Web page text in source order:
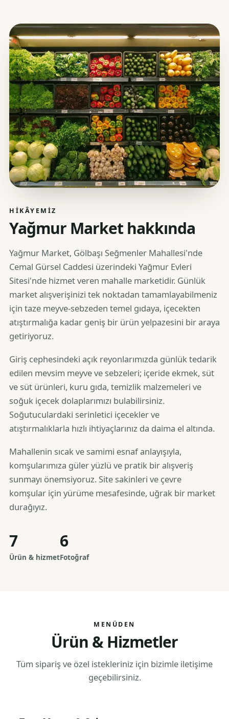
HIKÂYEMIZ
Yağmur Market hakkında
Yağmur Market, Gölbaşı Seğmenler Mahallesi'nde
Cemal Gürsel Caddesi üzerindeki Yağmur Evleri
Sitesi'nde hizmet veren mahalle marketidir. Günlük
market alışverişinizi tek noktadan tamamlayabilmeniz
için taze meyve-sebzeden temel gıdaya, içecekten
atıştırmalığa kadar geniş bir ürün yelpazesini bir araya
getiriyoruz.
Giriş cephesindeki açık reyonlarımızda günlük tedarik
edilen mevsim meyve ve sebzeleri; içeride ekmek, süt
ve süt ürünleri, kuru gıda, temizlik malzemeleri ve
soğuk içecek dolaplarımızı bulabilirsiniz.
Soğutuculardaki serinletici içecekler ve
atıştırmalıklarla hızlı ihtiyaçlarınız da daima el altında.
Mahallenin sıcak ve samimi esnaf anlayışıyla,
komşularımıza güler yüzlü ve pratik bir alışveriş
sunmayı önemsiyoruz. Site sakinleri ve çevre
komşular için yürüme mesafesinde, uğrak bir market
durağıyız.
7
Ürün & hizmet
6
Fotoğraf
MENÜDEN
Ürün & Hizmetler
Tüm sipariş ve özel istekleriniz için bizimle iletişime
geçebilirsiniz.